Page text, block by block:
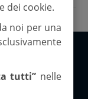
dei cookie.
noi per una
tutti” nelle